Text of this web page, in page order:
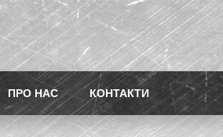
ПРО НАС КОНТАКТИ